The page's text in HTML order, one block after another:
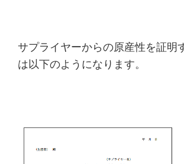
サプライヤーからの原産性を証明
は以下のようになります。